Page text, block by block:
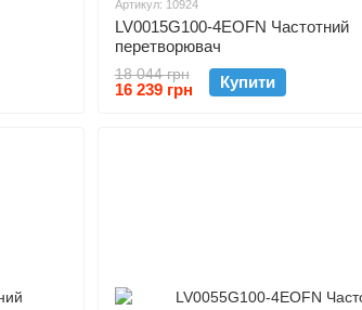
Артикул: 10924
LV0015G100-4EOFN Частотний
перетворювач
18 044 грн
16 239 грн Купити